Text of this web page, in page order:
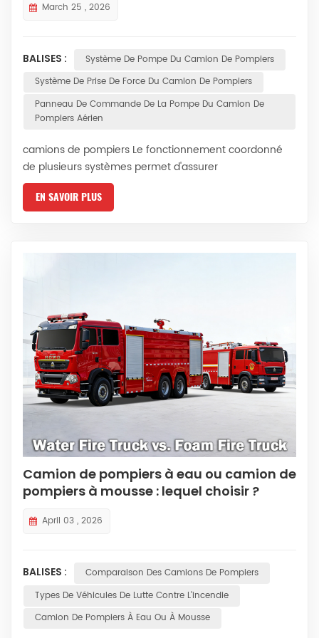
March 25 , 2026
BALISES :
Système De Pompe Du Camion De Pompiers
Système De Prise De Force Du Camion De Pompiers
Panneau De Commande De La Pompe Du Camion De
Pompiers Aérien
camions de pompiers Le fonctionnement coordonné
de plusieurs systèmes permet d'assurer
l'approvisionnement en eau, la production de pression
et l'extinction des incendies. La compréhension de ces
fonctionnent les camions de pompiers : ▪ A. Système
EN SAVOIR PLUS
Camion de pompiers à eau ou camion de
pompiers à mousse : lequel choisir ?
April 03 , 2026
BALISES :
Comparaison Des Camions De Pompiers
Types De Véhicules De Lutte Contre L'incendie
Camion De Pompiers À Eau Ou À Mousse